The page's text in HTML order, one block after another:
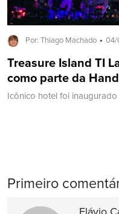
Por: Thiago Machado
Treasure Island TI
como parte da
Icônico hotel foi inaugurado
Primeiro